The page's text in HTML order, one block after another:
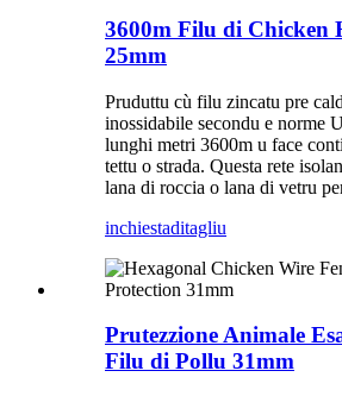
3600m Filu di Chicken
25mm
Pruduttu cù filu zincatu pre
inossidabile secondu e norme
lunghi metri 3600m u face
tettu o strada. Questa rete
lana di roccia o lana di vetru
inchiestaditagliu
Prutezzione Animale
Filu di Pollu 31mm